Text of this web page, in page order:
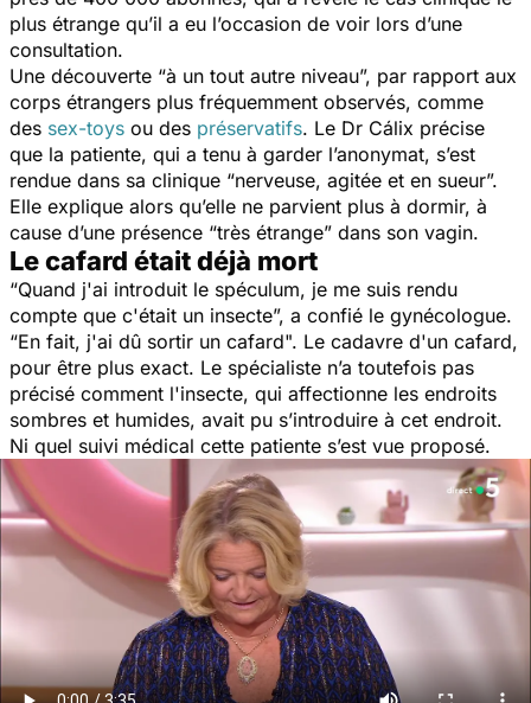
plus étrange qu’il a eu l’occasion de voir lors d’une
consultation.
Une découverte “à un tout autre niveau”, par rapport aux
corps étrangers plus fréquemment observés, comme
des sex-toys ou des préservatifs. Le Dr Cálix précise
que la patiente, qui a tenu à garder l’anonymat, s’est
rendue dans sa clinique “nerveuse, agitée et en sueur”.
Elle explique alors qu’elle ne parvient plus à dormir, à
cause d’une présence “très étrange” dans son vagin.
Le cafard était déjà mort
“Quand j'ai introduit le spéculum, je me suis rendu
compte que c'était un insecte”, a confié le gynécologue.
“En fait, j'ai dû sortir un cafard". Le cadavre d'un cafard,
pour être plus exact. Le spécialiste n’a toutefois pas
précisé comment l'insecte, qui affectionne les endroits
sombres et humides, avait pu s’introduire à cet endroit.
Ni quel suivi médical cette patiente s’est vue proposé.